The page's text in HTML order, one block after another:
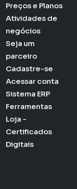
Preços e Planos
Atividades de
negócios
Seja um
parceiro
Cadastre-se
Acessar conta
Sistema ERP
Ferramentas
Loja -
Certificados
Digitais